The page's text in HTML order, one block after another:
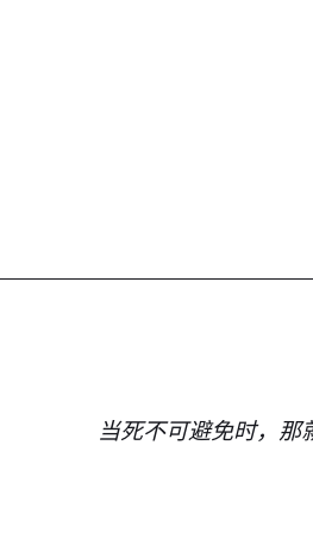
当死不可避免时，那